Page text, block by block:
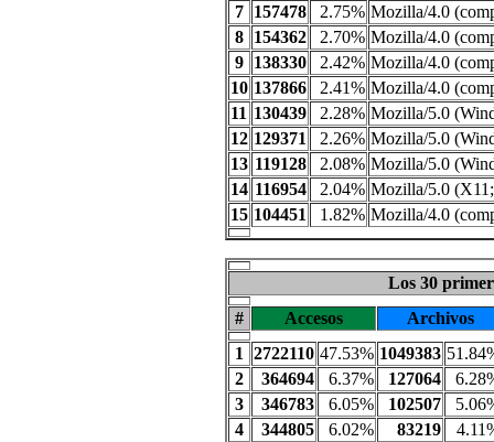
7
157478 2.75% Mozilla/4.0
8
154362 2.70% Mozilla/4.0
9
138330 2.42% Mozilla/4.0
10 137866 2.41% Mozilla/4.0
11 130439 2.28% Mozilla/5.0
12 129371 2.26% Mozilla/5.0
13 119128 2.08% Mozilla/5.0
14 116954 2.04% Mozilla/5.0
15 104451 1.82% Mozilla/4.0
Los 30
#
Accesos
Archivos
1
2722110 47.53% 1049383
2
364694 6.37% 127064
3
346783 6.05% 102507
4
344805 6.02% 83219